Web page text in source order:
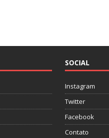
SOCIAL
Instagram
Twitter
Facebook
Contato